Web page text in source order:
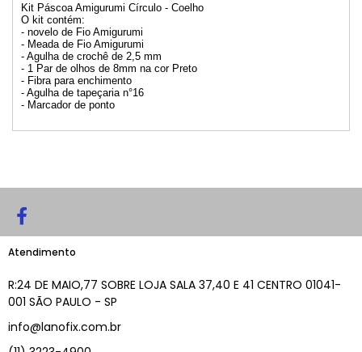
Kit Páscoa Amigurumi Círculo - Coelho
O kit contém:
- novelo de Fio Amigurumi
- Meada de Fio Amigurumi
- Agulha de crochê de 2,5 mm
- 1 Par de olhos de 8mm na cor Preto
- Fibra para enchimento
- Agulha de tapeçaria n°16
- Marcador de ponto
Atendimento
R:24 DE MAIO,77 SOBRE LOJA SALA 37,40 E 41 CENTRO 01041-
001 SÃO PAULO - SP
info@lanofix.com.br